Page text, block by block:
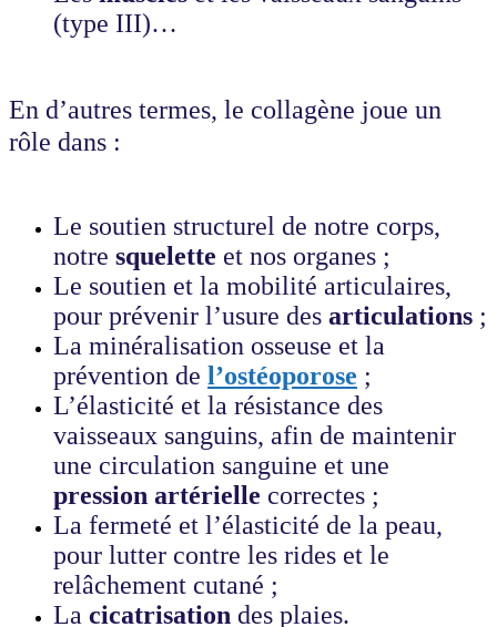
(type III)…
En d’autres termes, le collagène joue un
rôle dans :
Le soutien structurel de notre corps,
notre squelette et nos organes ;
Le soutien et la mobilité articulaires,
pour prévenir l’usure des articulations ;
La minéralisation osseuse et la
prévention de l’ostéoporose ;
L’élasticité et la résistance des
vaisseaux sanguins, afin de maintenir
une circulation sanguine et une
pression artérielle correctes ;
La fermeté et l’élasticité de la peau,
pour lutter contre les rides et le
relâchement cutané ;
La cicatrisation des plaies.